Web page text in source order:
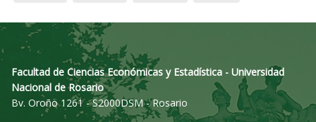
Facultad de Ciencias Económicas y Estadística - Universidad
Nacional de Rosario
Bv. Oroño 1261 - S2000DSM - Rosario